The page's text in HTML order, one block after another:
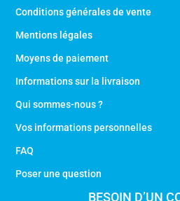
Conditions générales de vente
Mentions légales
Moyens de paiement
Informations sur la livraison
Qui sommes-nous ?
Vos informations personnelles
FAQ
Poser une question
BESOIN D’UN